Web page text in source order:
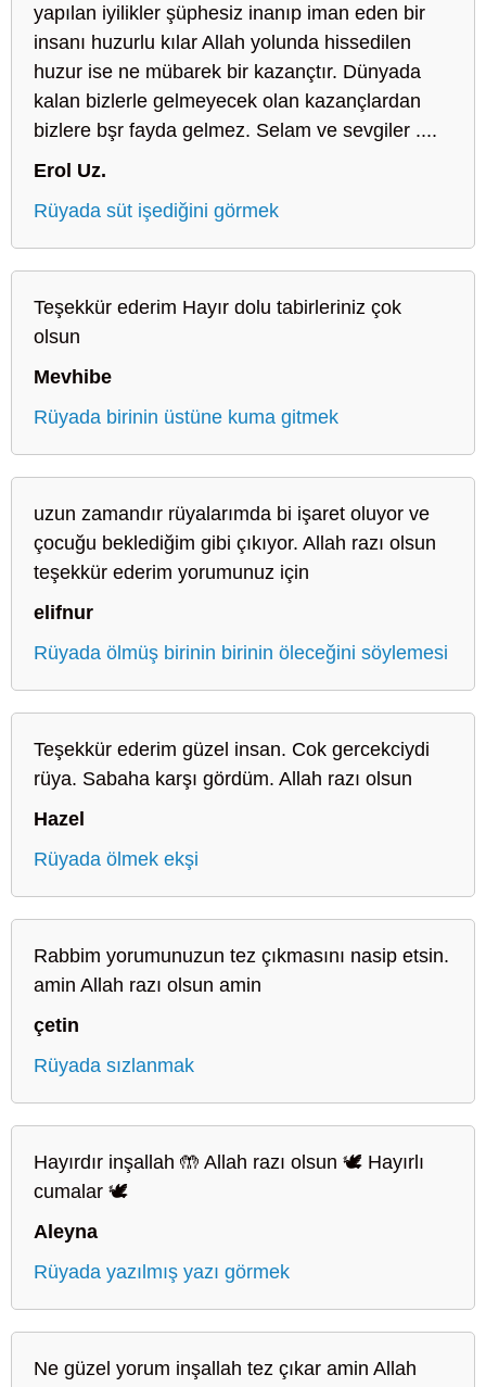
yapılan iyilikler şüphesiz inanıp iman eden bir
insanı huzurlu kılar Allah yolunda hissedilen
huzur ise ne mübarek bir kazançtır. Dünyada
kalan bizlerle gelmeyecek olan kazançlardan
bizlere bşr fayda gelmez. Selam ve sevgiler ....
Erol Uz.
Rüyada süt işediğini görmek
Teşekkür ederim Hayır dolu tabirleriniz çok
olsun
Mevhibe
Rüyada birinin üstüne kuma gitmek
uzun zamandır rüyalarımda bi işaret oluyor ve
çocuğu beklediğim gibi çıkıyor. Allah razı olsun
teşekkür ederim yorumunuz için
elifnur
Rüyada ölmüş birinin birinin öleceğini söylemesi
Teşekkür ederim güzel insan. Cok gercekciydi
rüya. Sabaha karşı gördüm. Allah razı olsun
Hazel
Rüyada ölmek ekşi
Rabbim yorumunuzun tez çıkmasını nasip etsin.
amin Allah razı olsun amin
çetin
Rüyada sızlanmak
Hayırdır inşallah 🤲 Allah razı olsun 🕊️ Hayırlı
cumalar 🕊️
Aleyna
Rüyada yazılmış yazı görmek
Ne güzel yorum inşallah tez çıkar amin Allah